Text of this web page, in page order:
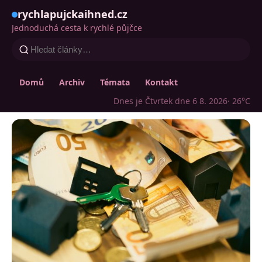
rychlapujckaihned.cz
Jednoduchá cesta k rychlé půjčce
Domů Archiv Témata
Kontakt
Dnes je Čtvrtek dne 6 8. 2026· 26°C